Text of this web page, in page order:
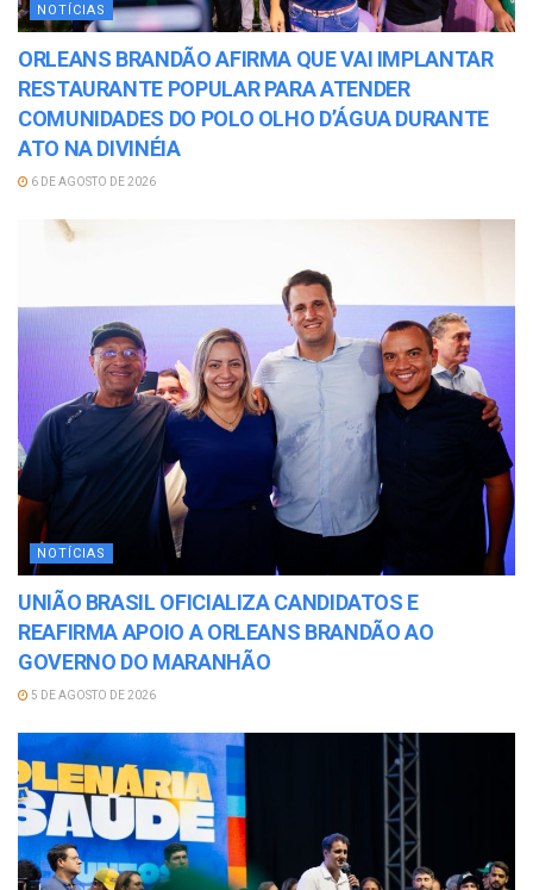
NOTÍCIAS
ORLEANS BRANDÃO AFIRMA QUE VAI IMPLANTAR
RESTAURANTE POPULAR PARA ATENDER
COMUNIDADES DO POLO OLHO D’ÁGUA DURANTE
ATO NA DIVINÉIA
6 DE AGOSTO DE 2026
NOTÍCIAS
UNIÃO BRASIL OFICIALIZA CANDIDATOS E
REAFIRMA APOIO A ORLEANS BRANDÃO AO
GOVERNO DO MARANHÃO
5 DE AGOSTO DE 2026